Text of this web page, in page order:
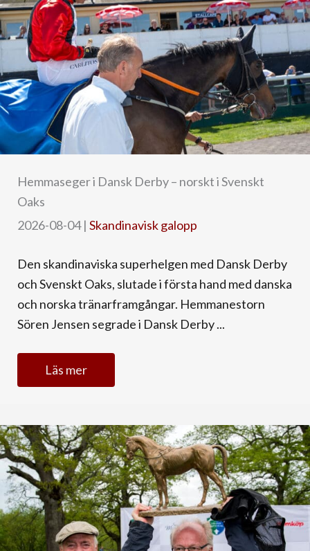
Hemmaseger i Dansk Derby – norskt i Svenskt
Oaks
2026-08-04| Skandinavisk galopp
Den skandinaviska superhelgen med Dansk Derby
och Svenskt Oaks, slutade i första hand med danska
och norska tränarframgångar. Hemmanestorn
Sören Jensen segrade i Dansk Derby ...
Läs mer